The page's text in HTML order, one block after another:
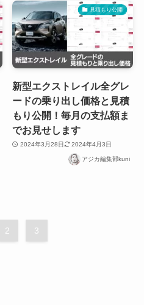
見積もり公開
新型エクストレイル全グレ
ードの乗り出し価格と見積
もり公開！毎月の支払額ま
でお見せします
2024年3月28日 2024年4月3日
アジカ編集部kuni
2 3